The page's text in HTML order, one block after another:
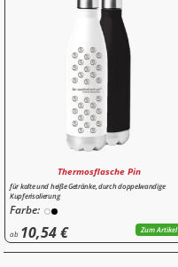
Thermosflasche Pin
für kalte und heiße Getränke, durch doppelwandige
Kupferisolierung
Farbe:
ab 10,54 € Zum Artikel